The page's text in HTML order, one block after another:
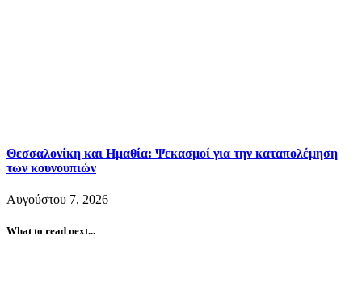
Θεσσαλονίκη και Ημαθία: Ψεκασμοί για την καταπολέμηση
των κουνουπιών
Αυγούστου 7, 2026
What to read next...